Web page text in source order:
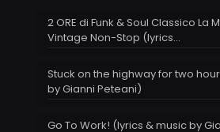
2 ORE di Funk & Soul Classico La
Vintage Non-Stop (lyrics…
Stuck on the highway for two
by Gianni Peteani)
Go To Work! (lyrics & music by